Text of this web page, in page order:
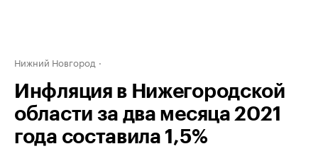
Нижний Новгород
Инфляция в Нижегородской
области за два месяца 2021
года составила 1,5%